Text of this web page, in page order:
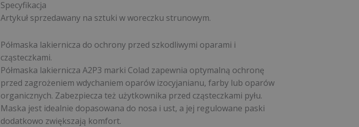
Specyfikacja
Artykuł sprzedawany na sztuki w woreczku strunowym.
Półmaska lakiernicza do ochrony przed szkodliwymi oparami i
cząsteczkami.
Półmaska lakiernicza A2P3 marki Colad zapewnia optymalną ochronę
przed zagrożeniem wdychaniem oparów izocyjanianu, farby lub oparów
organicznych. Zabezpiecza też użytkownika przed cząsteczkami pyłu.
Maska jest idealnie dopasowana do nosa i ust, a jej regulowane paski
dodatkowo zwiększają komfort.